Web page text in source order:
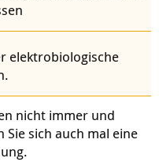
elektrobiologische
nicht immer und
sich auch mal eine